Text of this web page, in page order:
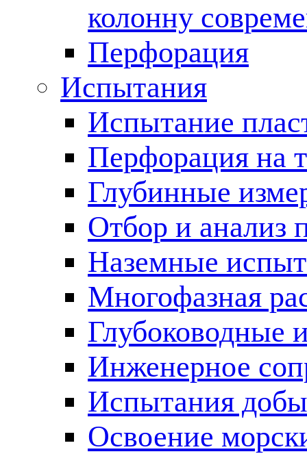
колонну
Перфорация
Испытания
Испытание
Перфорация на
Глубинные
Отбор и анализ
Наземные
Многофазная
Глубоководные
Инженерное
Испытания
Освоение